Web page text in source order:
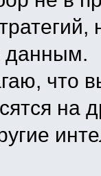
данным.
что
на